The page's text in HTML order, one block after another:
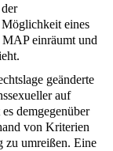
eines
einräumt und
geänderte
auf
demgegenüber
von Kriterien
zu umreißen. Eine